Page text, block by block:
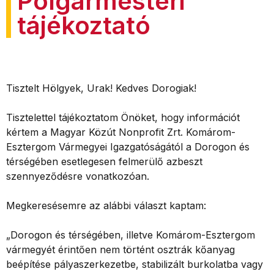
tájékoztató
Tisztelt Hölgyek, Urak! Kedves Dorogiak!
Tisztelettel tájékoztatom Önöket, hogy információt
kértem a Magyar Közút Nonprofit Zrt. Komárom-
Esztergom Vármegyei Igazgatóságától a Dorogon és
térségében esetlegesen felmerülő azbeszt
szennyeződésre vonatkozóan.
Megkeresésemre az alábbi választ kaptam:
„Dorogon és térségében, illetve Komárom-Esztergom
vármegyét érintően nem történt osztrák kőanyag
beépítése pályaszerkezetbe, stabilizált burkolatba vagy